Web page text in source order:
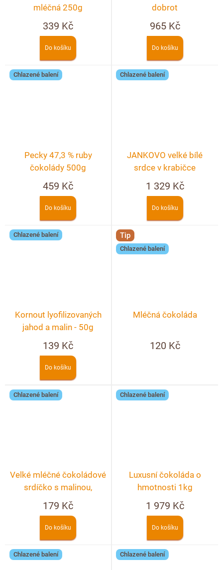
mléčná 250g
339 Kč
Do košíku
dobrot
965 Kč
Do košíku
Chlazené balení
Pecky 47,3 % ruby
čokolády 500g
459 Kč
Do košíku
Chlazené balení
JANKOVO velké bílé
srdce v krabičce
1 329 Kč
Do košíku
Chlazené balení
Kornout lyofilizovaných
jahod a malin - 50g
139 Kč
Do košíku
Tip
Chlazené balení
Mléčná čokoláda
120 Kč
Chlazené balení
Velké mléčné čokoládové
srdíčko s malinou,
pistáciemi a bílou
čokoládou
179 Kč
Do košíku
Chlazené balení
Luxusní čokoláda o
hmotnosti 1kg
1 979 Kč
Do košíku
Chlazené balení Chlazené balení